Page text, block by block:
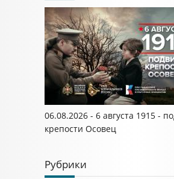
06.08.2026 - 6 августа 1915 -
крепости Осовец
Рубрики